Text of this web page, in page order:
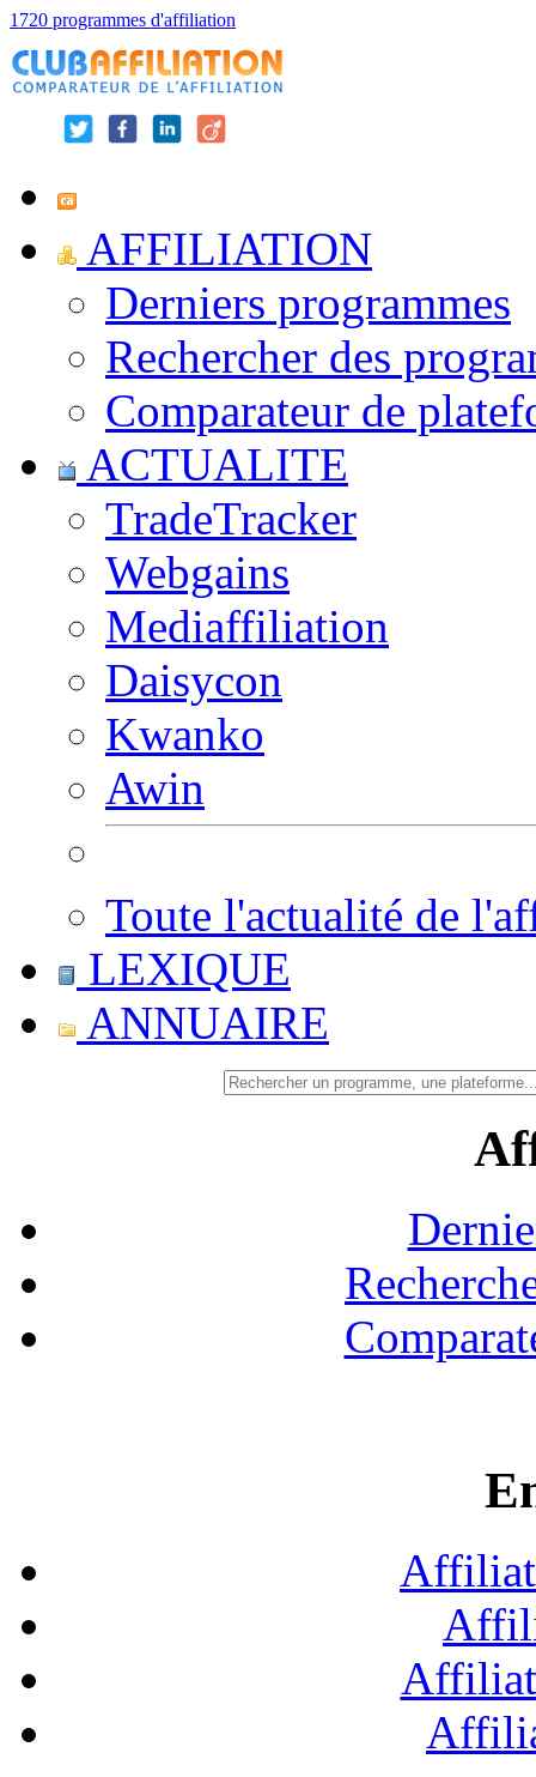
1720 programmes d'affiliation
AFFILIATION
Derniers programmes
Rechercher des
Comparateur de
ACTUALITE
TradeTracker
Webgains
Mediaffiliation
Daisycon
Kwanko
Awin
Toute l'actualité de
LEXIQUE
ANNUAIRE